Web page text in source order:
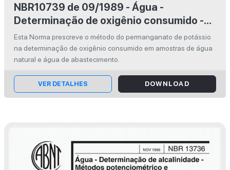
NBR10739 de 09/1989 - Água -
Determinação de oxigênio consumido -
Método do permanganato de potássio -
Método de ensaio
Esta Norma prescreve o método do permanganato de potássio
na determinação de oxigênio consumido em amostras de água
natural e água de abastecimento.
VER DETALHES DOWNLOAD